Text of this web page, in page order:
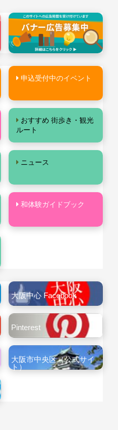
申込受付中のイベント
おすすめ 街歩き・観光
ルート
ニュース
和体験ガイドブック
大阪中心 Facebook
Pinterest
大阪市中央区（公式サイ
ト）